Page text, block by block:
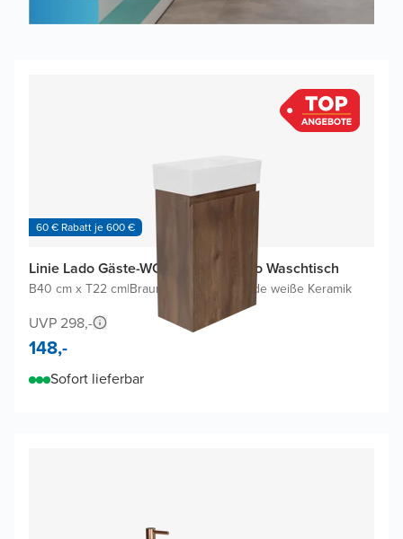
60 € Rabatt je 600 €
Linie Lado Gäste-WC Möbel mit Baro Waschtisch
B40 cm x T22 cm|Braune Eiche Glänzende weiße Keramik
UVP 298,-
148,-
Sofort lieferbar